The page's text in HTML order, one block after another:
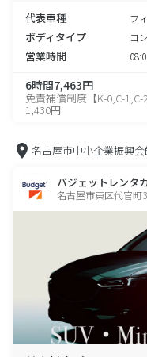
代表車種 フ
ボディタイプ コ
営業時間
6時間7,463円
免責補償制度【K-0,C-1,C-
1,430円
名古屋市中小企業振興会
バジェットレンタ
名古屋市東区代官町